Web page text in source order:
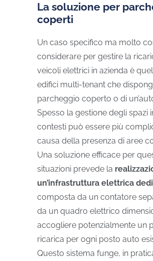
La soluzione per
coperti
Un caso specifico ma molto
considerare per gestire la
veicoli elettrici in azienda è
edifici multi-tenant che
parcheggio coperto o di
Spesso la gestione degli spazi
contesti può essere più
causa della presenza di aree
Una soluzione efficace per
situazioni prevede la
un’infrastruttura elettrica
composta da un contatore
da un quadro elettrico
accogliere potenzialmente un
ricarica per ogni posto auto
Questo sistema funge, in